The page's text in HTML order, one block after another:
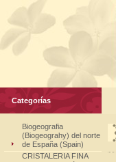
Categorías
Biogeografia
(Biogeograhy) del norte
de España (Spain)
CRISTALERIA FINA